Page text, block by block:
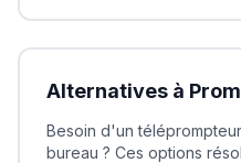
Alternatives à
Besoin d'un
bureau ? Ces options